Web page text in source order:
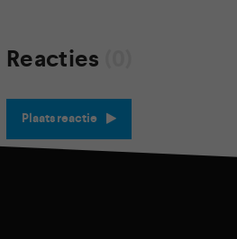
Reacties
Plaats reactie